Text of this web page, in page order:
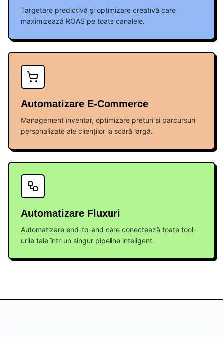
Targetare predictivă și optimizare creativă care
maximizează ROAS pe toate canalele.
Automatizare E-Commerce
Management inventar, optimizare prețuri și parcursuri
personalizate ale clienților la scară largă.
Automatizare Fluxuri
Automatizare end-to-end care conectează toate tool-
urile tale într-un singur pipeline inteligent.